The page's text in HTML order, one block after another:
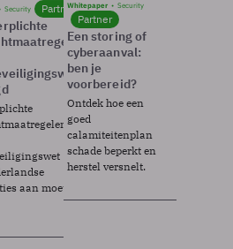
Security Partner
aan moeten
Whitepaper Security
Partner
Een storing of
cyberaanval:
ben je
voorbereid?
Ontdek hoe een
goed
calamiteitenplan
schade beperkt en
herstel versnelt.